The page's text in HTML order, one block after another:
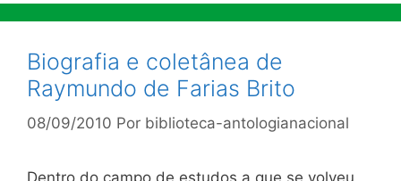
Biografia e coletânea de
Raymundo de Farias Brito
08/09/2010 Por biblioteca-antologianacional
Dentro do campo de estudos a que se volveu